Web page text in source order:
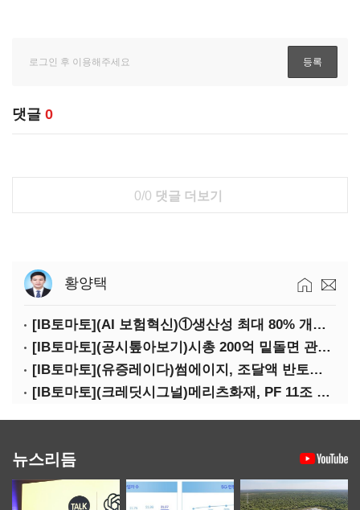
댓글 0
0/0 댓글 더보기
황양택
[IB토마토](AI 보험혁신)①생산성 최대 80% 개선…현실은 '실행 격차'
[IB토마토](공시톺아보기)시총 200억 밑돌면 관리종목…상폐 피하려면
[IB토마토](유증레이다)썸에이지, 조달액 반토막…시총 200억 못 넘으면 철회
[IB토마토](크레딧시그널)메리츠화재, PF 11조 노출…부동산 사업성 저하 우려
뉴스리듬